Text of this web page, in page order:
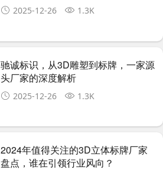
2025-12-26 1.3K
驰诚标识，从3D雕塑到标牌，一家源
头厂家的深度解析
2025-12-26 1.3K
2024年值得关注的3D立体标牌厂家
盘点，谁在引领行业风向？